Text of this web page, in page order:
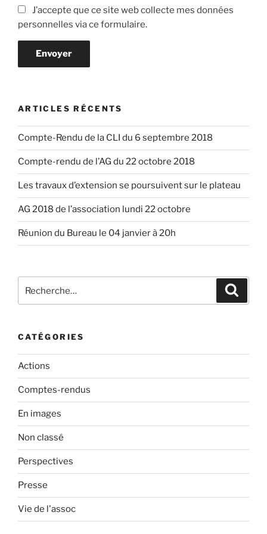
J’accepte que ce site web collecte mes données
personnelles via ce formulaire.
Envoyer
ARTICLES RÉCENTS
Compte-Rendu de la CLI du 6 septembre 2018
Compte-rendu de l’AG du 22 octobre 2018
Les travaux d’extension se poursuivent sur le plateau
AG 2018 de l’association lundi 22 octobre
Réunion du Bureau le 04 janvier à 20h
pour
CATÉGORIES
Actions
Comptes-rendus
En images
Non classé
Perspectives
Presse
Vie de l'assoc